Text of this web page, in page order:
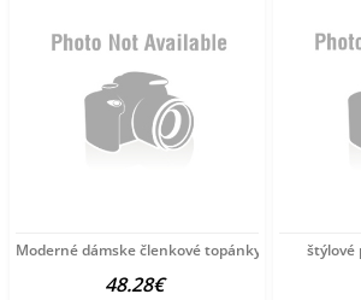
Moderné dámske členkové topánky
48.28€
štýlové